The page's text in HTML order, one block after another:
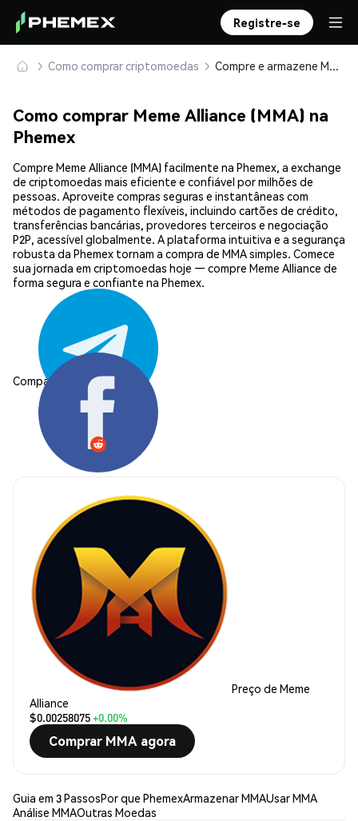
Registre-se
Como comprar criptomoedas Compre e armazene Meme Alliance (MMA) com segurança
Como comprar Meme Alliance (MMA) na
Phemex
Compre Meme Alliance (MMA) facilmente na Phemex, a exchange
de criptomoedas mais eficiente e confiável por milhões de
pessoas. Aproveite compras seguras e instantâneas com
métodos de pagamento flexíveis, incluindo cartões de crédito,
transferências bancárias, provedores terceiros e negociação
P2P, acessível globalmente. A plataforma intuitiva e a segurança
robusta da Phemex tornam a compra de MMA simples. Comece
sua jornada em criptomoedas hoje — compre Meme Alliance de
forma segura e confiante na Phemex.
Compartilhar:
Preço de Meme
Alliance
$0.00258075+0.00%
Comprar MMA agora
Guia em 3 PassosPor que PhemexArmazenar MMAUsar MMA
Análise MMAOutras Moedas